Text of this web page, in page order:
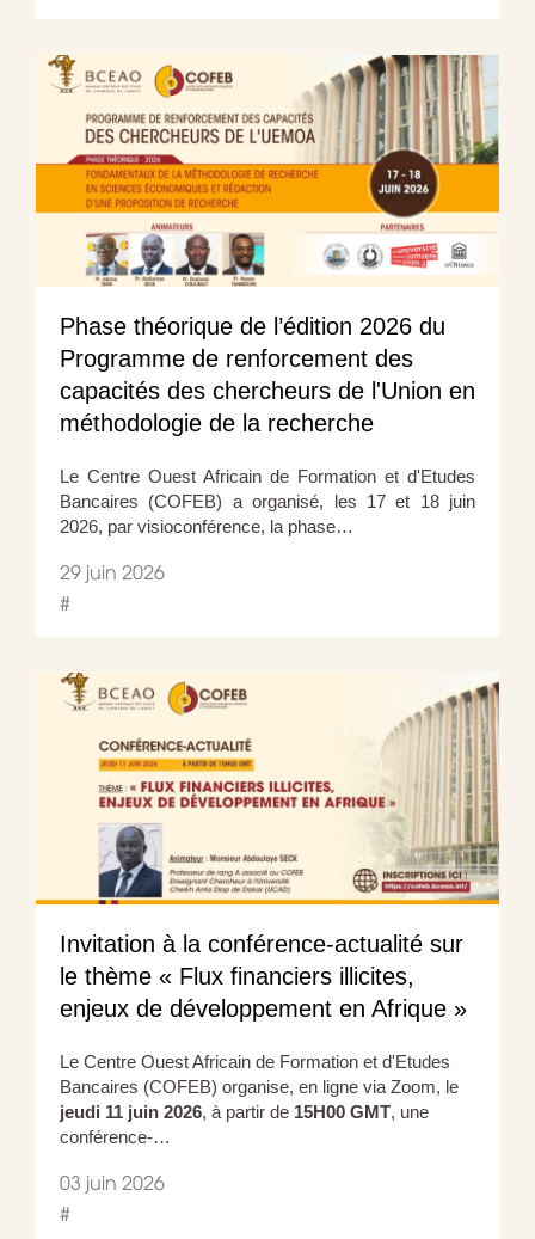
Phase théorique de l’édition 2026 du
Programme de renforcement des
capacités des chercheurs de l'Union en
méthodologie de la recherche
Le Centre Ouest Africain de Formation et d'Etudes
Bancaires (COFEB) a organisé, les 17 et 18 juin
2026, par visioconférence, la phase…
29 juin 2026
#
Invitation à la conférence-actualité sur
le thème « Flux financiers illicites,
enjeux de développement en Afrique »
Le Centre Ouest Africain de Formation et d'Etudes
Bancaires (COFEB) organise, en ligne via Zoom, le
jeudi 11 juin 2026, à partir de 15H00 GMT, une
conférence-…
03 juin 2026
#